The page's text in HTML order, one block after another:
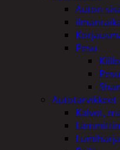
Auton
Pesu
Autotarvikkeet
Kalvot,